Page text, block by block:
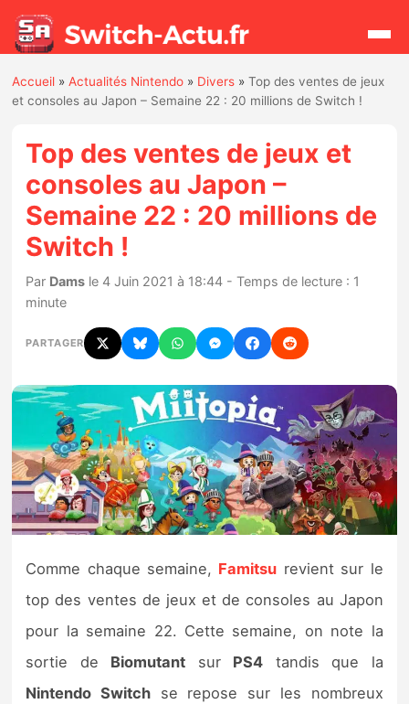
Rechercher
Actualités
Jeux
Hardware
Mises à jour
Chiffres de ventes
Rumeurs
Nintendo Direct
Tests et previews
Tests d’accessoires
Autres tests
Previews
Accueil »Actualités Nintendo » Divers »Top des ventes de jeux
et consoles au Japon – Semaine 22 : 20 millions de Switch !
Top des ventes de jeux et
consoles au Japon –
Semaine 22 : 20 millions de
Switch !
Par Dams le 4 Juin 2021 à 18:44 - Temps de lecture : 1
minute
PARTAGER
Comme chaque semaine, Famitsu revient sur le
top des ventes de jeux et de consoles au Japon
pour la semaine 22. Cette semaine, on note la
sortie de Biomutant sur PS4 tandis que la
Nintendo Switchse repose sur les nombreux